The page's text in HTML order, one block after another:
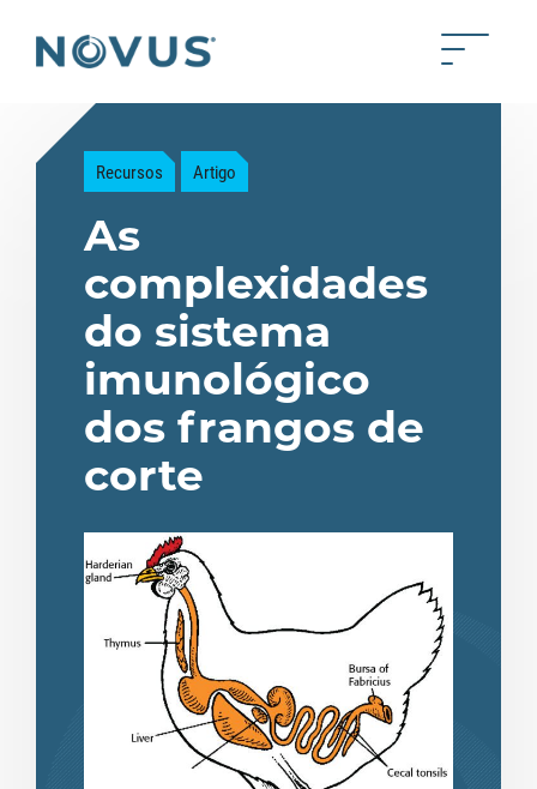
Back to home Toggle
Recursos Artigo
As
complexidades
do sistema
imunológico
dos frangos de
corte